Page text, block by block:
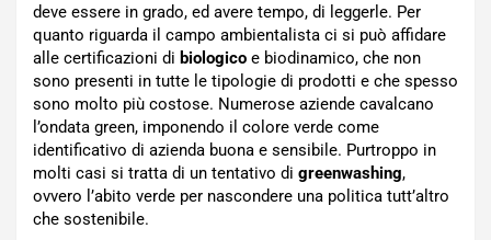
deve essere in grado, ed avere tempo, di leggerle. Per
quanto riguarda il campo ambientalista ci si può affidare
alle certificazioni di biologico e biodinamico, che non
sono presenti in tutte le tipologie di prodotti e che spesso
sono molto più costose. Numerose aziende cavalcano
l’ondata green, imponendo il colore verde come
identificativo di azienda buona e sensibile. Purtroppo in
molti casi si tratta di un tentativo di greenwashing,
ovvero l’abito verde per nascondere una politica tutt’altro
che sostenibile.